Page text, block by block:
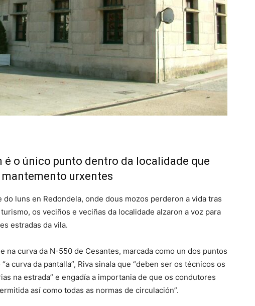
é o único punto dentro da localidade que
urxentes
luns en Redondela, onde dous mozos perderon a vida tras
os veciños e veciñas da localidade alzaron a voz para
estradas da vila.
na curva da N-550 de Cesantes, marcada como un dos puntos
curva da pantalla”, Riva sinala que “deben ser os técnicos os
na estrada” e engadía a importania de que os condutores
así como todas as normas de circulación”.